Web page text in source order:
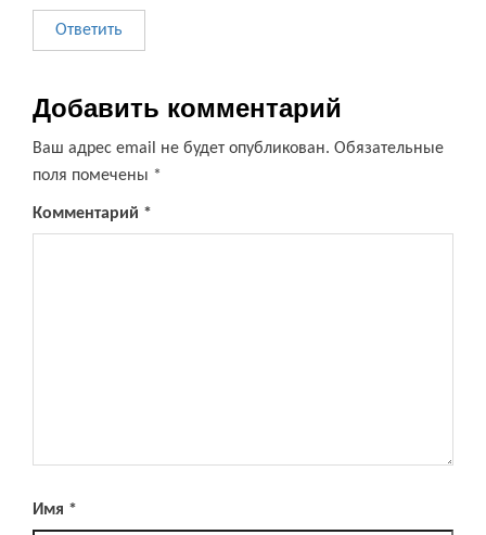
Ответить
Добавить комментарий
Ваш адрес email не будет опубликован. Обязательные
поля помечены *
Комментарий *
Имя *